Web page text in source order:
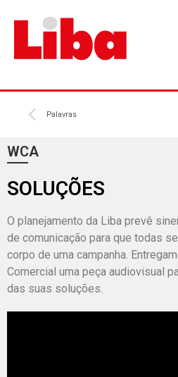
Palavras
WCA
SOLUÇÕES
O planejamento da Liba prevê
de comunicação para que todas
corpo de uma campanha.
Comercial uma peça audiovisual
das suas soluções.